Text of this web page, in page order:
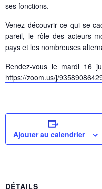
ses fonctions.
Venez découvrir ce qui se
pareil, le rôle des acteurs
pays et les nombreuses
Rendez-vous le mardi 16
https://zoom.us/j/
Ajouter au calendrier
DÉTAILS